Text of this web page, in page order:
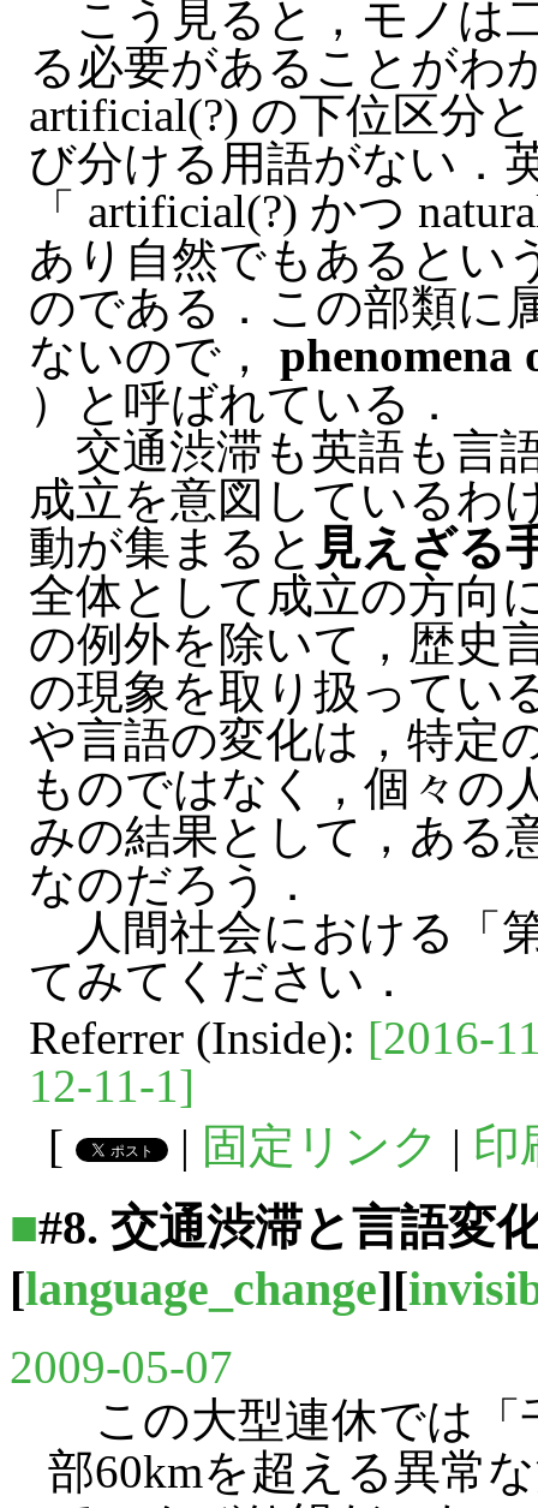
こう見ると，モノは
る必要があることがわ
artificial(?) の下位区分
び分ける用語がない．
「 artificial(?) かつ
あり自然でもあるとい
のである．この部類に
ないので，
）と呼ばれている．
交通渋滞も英語も言
成立を意図しているわ
動が集まると 見えざる
全体として成立の方向
の例外を除いて，歴史
の現象を取り扱ってい
や言語の変化は，特定
ものではなく，個々の
みの結果として，ある
なのだろう．
人間社会における「
てみてください．
Referrer (Inside): [2016-
12-11-1]
[
| 固定リンク | 印
■#8. 交通渋滞と言語変
[language_change][
2009-05-07
この大型連休では「
部60kmを超える異常